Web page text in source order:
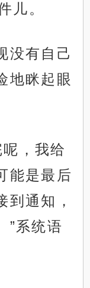
儿。
没有自己
地眯起眼
，我给
能是最后
到通知，
”系统语